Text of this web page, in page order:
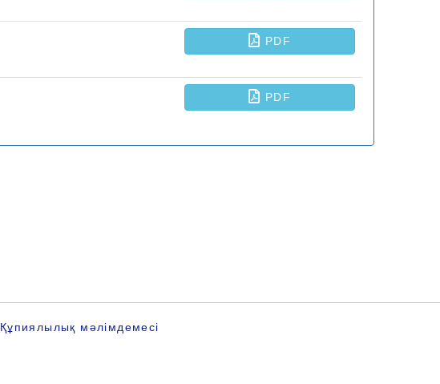
Құпиялылық мәлімдемесі